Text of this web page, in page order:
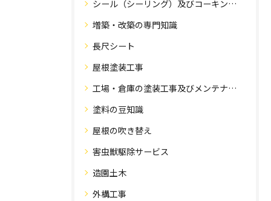
シール（シーリング）及びコーキング工事の専門知識
増築・改築の専門知識
長尺シート
屋根塗装工事
工場・倉庫の塗装工事及びメンテナンス
塗料の豆知識
屋根の吹き替え
害虫獣駆除サービス
造園土木
外構工事